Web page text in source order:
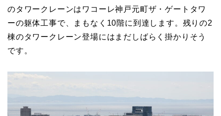
のタワークレーンはワコーレ神戸元町ザ・ゲートタワ
ーの躯体工事で、まもなく10階に到達します。残りの2
棟のタワークレーン登場にはまだしばらく掛かりそう
です。